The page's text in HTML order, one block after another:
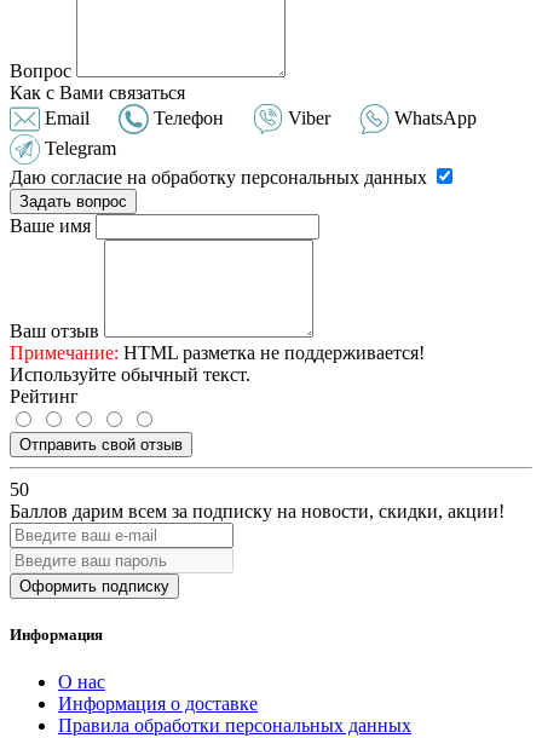
Вопрос
Как с Вами связаться
Email
Телефон Viber
WhatsApp
Telegram
Даю согласие на обработку персональных данных
Задать вопрос
Ваше имя
Ваш отзыв
Примечание: HTML разметка не поддерживается!
Используйте обычный текст.
Рейтинг
Отправить свой отзыв
50
Баллов дарим всем за подписку на новости, скидки, акции!
Оформить подписку
Информация
О нас
Информация о доставке
Правила обработки персональных данных